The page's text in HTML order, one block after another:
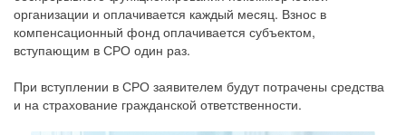
организации и оплачивается каждый месяц. Взнос в
компенсационный фонд оплачивается субъектом,
вступающим в СРО один раз.
При вступлении в СРО заявителем будут потрачены средства
и на страхование гражданской ответственности.